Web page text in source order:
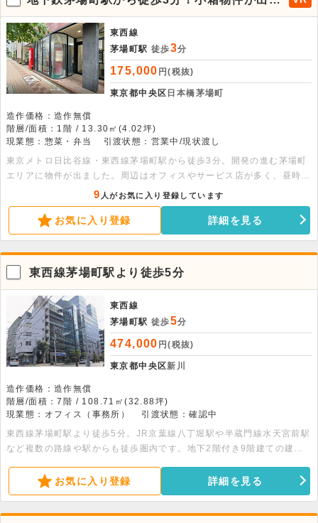
した。
東西線
茅場町駅 徒歩3分
175,000 円(税抜)
東京都中央区 日本橋茅場町
造作価格：造作無償
階層/面積：1階 / 13.30㎡(4.02坪)
現業態：惣菜・弁当
引渡状態：営業中/現状渡し
東京メトロ日比谷線・東西線茅場町駅から徒歩3分。開発の進む茅場町
エリアに物件が出ました。周辺はオフィスやサービス店が多く、昼時の
需要は高いです。約4坪と小箱ですが、トイレ・エアコン・ミニキッチ
ン等が残置した状態となる為、事務所や小規模なサービス店を検討して
いる方にオススメです。また取得費用が安価なため、コストを抑えた出
店が可能となります。幅広い時間帯で内見が可能となりますので、ご興
味ありましたらお気軽にお問い合わせ下さい。
9 人がお気に入り登録しています
お気に入り登録 詳細を見る
東西線茅場町駅より徒歩5分
東西線
茅場町駅 徒歩5分
474,000 円(税抜)
東京都中央区新川
造作価格：造作無償
階層/面積：7階 / 108.71㎡(32.88坪)
現業態：オフィス（事務所）
引渡状態：確認中
東西線茅場町駅より徒歩5分。JR京葉線八丁堀駅や半蔵門線水天宮前駅
など複数の路線や駅からも徒歩圏内です。地下2階付き9階建ての建物
湯室完備です。お気に入り登録 詳細を見る